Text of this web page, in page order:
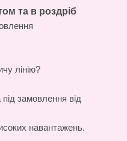
та в роздріб
лінію?
під замовлення від
навантажень.